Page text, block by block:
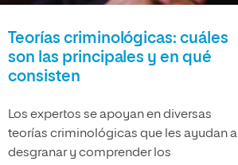
Teorías criminológicas: cuáles
son las principales y en qué
consisten
Los expertos se apoyan en diversas
teorías criminológicas que les ayudan a
desgranar y comprender los